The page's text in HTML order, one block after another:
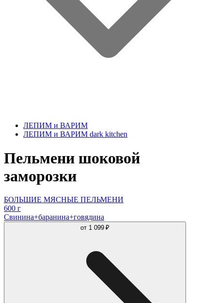
ЛЕПИМ и ВАРИМ
ЛЕПИМ и ВАРИМ dark kitchen
Пельмени шоковой
заморозки
БОЛЬШИЕ МЯСНЫЕ ПЕЛЬМЕНИ
600 г
Свинина+баранина+говядина
от 1 099 ₽